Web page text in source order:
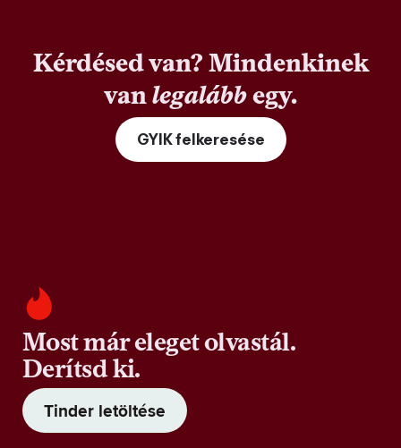
Kérdésed van? Mindenkinek
vanlegalábbegy.
GYIK felkeresése
Most már eleget olvastál.
Derítsd ki.
Tinder letöltése